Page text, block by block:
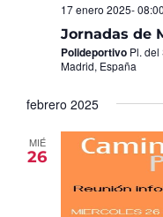
Jornadas de
17 enero 2025- 08:00
Polideportivo Pl. del
Madrid, España
febrero 2025
MIÉ
26